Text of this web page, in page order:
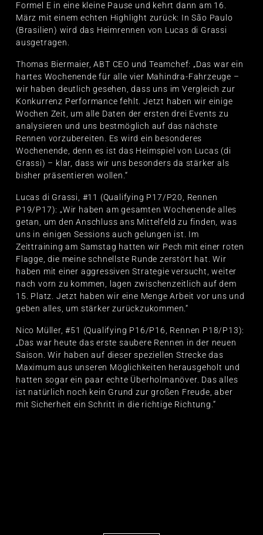
Formel E in eine kleine Pause und kehrt dann am 16.
März mit einem echten Highlight zurück: In São Paulo
(Brasilien) wird das Heimrennen von Lucas di Grassi
ausgetragen.
Thomas Biermaier, ABT CEO und Teamchef: „Das war ein
hartes Wochenende für alle vier Mahindra-Fahrzeuge –
wir haben deutlich gesehen, dass uns im Vergleich zur
Konkurrenz Performance fehlt. Jetzt haben wir einige
Wochen Zeit, um alle Daten der ersten drei Events zu
analysieren und uns bestmöglich auf das nächste
Rennen vorzubereiten. Es wird ein besonderes
Wochenende, denn es ist das Heimspiel von Lucas (di
Grassi) – klar, dass wir uns besonders da stärker als
bisher präsentieren wollen.“
Lucas di Grassi, #11 (Qualifying P17/P20, Rennen
P19/P17): „Wir haben am gesamten Wochenende alles
getan, um den Anschluss ans Mittelfeld zu finden, was
uns in einigen Sessions auch gelungen ist. Im
Zeittraining am Samstag hatten wir Pech mit einer roten
Flagge, die meine schnellste Runde zerstört hat. Wir
haben mit einer aggressiven Strategie versucht, weiter
nach vorn zu kommen, lagen zwischenzeitlich auf dem
15. Platz. Jetzt haben wir eine Menge Arbeit vor uns und
geben alles, um stärker zurückzukommen.“
Nico Müller, #51 (Qualifying P16/P16, Rennen P18/P13):
„Das war heute das erste saubere Rennen in der neuen
Saison. Wir haben auf dieser speziellen Strecke das
Maximum aus unseren Möglichkeiten herausgeholt und
hatten sogar ein paar echte Überholmanöver. Das alles
ist natürlich noch kein Grund zur großen Freude, aber
mit Sicherheit ein Schritt in die richtige Richtung.“